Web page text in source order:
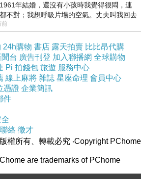
1961年結婚，還沒有小孩時我覺得很悶，連
不對；我想呼吸片場的空氣。丈夫叫我回去
……拍了〈教我如何不想她〉（1963
前
24h購物 書店 露天拍賣 比比昂代購
台 廣告刊登 加入聯播網 全球購物
Pi 拍錢包 旅遊 服務中心
線上麻將 雜誌 星座命理 會員中心
憑證 企業簡訊
件
絡 徵才
權所有、轉載必究 ‧Copyright PChome
are trademarks of PChome